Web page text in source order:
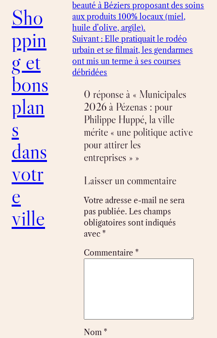
Sho
ppin
g et
bons
plan
s
dans
votr
e
ville
beauté à Béziers proposant des soins
aux produits 100% locaux (miel,
huile d’olive, argile).
Suivant : Elle pratiquait le rodéo
urbain et se filmait, les gendarmes
ont mis un terme à ses courses
débridées
0 réponse à « Municipales
2026 à Pézenas : pour
Philippe Huppé, la ville
mérite « une politique active
pour attirer les
entreprises » »
Laisser un commentaire
Votre adresse e-mail ne sera
pas publiée. Les champs
obligatoires sont indiqués
avec *
Commentaire *
Nom *